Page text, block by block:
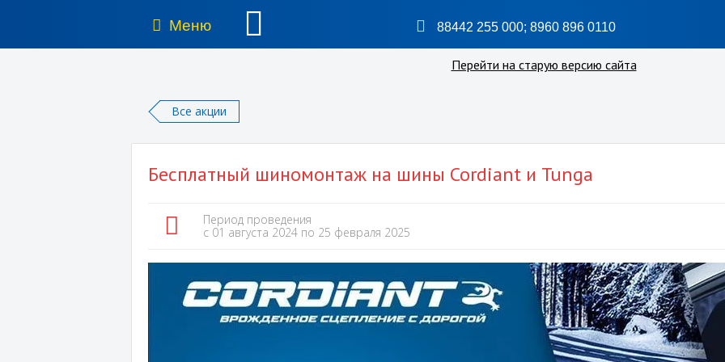
Меню 88442 255 000; 8960 896 0110
Перейти на старую версию сайта
Все акции
Бесплатный шиномонтаж на шины Cordiant и Tunga
Период проведения
c 01 августа 2024 по 25 февраля 2025